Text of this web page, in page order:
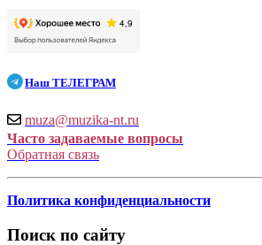
Наш ТЕЛЕГРАМ
muza@muzika-nt.ru
Часто задаваемые вопросы
Обратная связь
Политика конфиденциальности
Поиск по сайту